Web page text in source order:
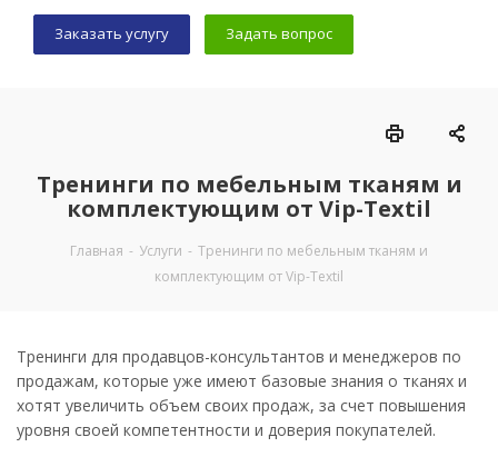
Заказать услугу Задать вопрос
Тренинги по мебельным тканям и
комплектующим от Vip-Textil
Главная - Услуги - Тренинги по мебельным тканям и
комплектующим от Vip-Textil
Тренинги для продавцов-консультантов и менеджеров по
продажам, которые уже имеют базовые знания о тканях и
хотят увеличить объем своих продаж, за счет повышения
уровня своей компетентности и доверия покупателей.